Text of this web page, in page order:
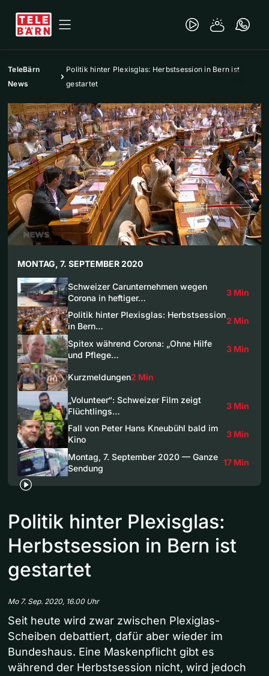
TeleBärn
News
Politik hinter Plexisglas: Herbstsession in Bern ist
gestartet
MONTAG, 7. SEPTEMBER 2020
Schweizer Carunternehmen wegen
Corona in heftiger…
3 Min
Politik hinter Plexisglas: Herbstsession
in Bern…
2 Min
Spitex während Corona: „Ohne Hilfe
und Pflege…
3 Min
Kurzmeldungen2 Min
„Volunteer“: Schweizer Film zeigt
Flüchtlings…
3 Min
Fall von Peter Hans Kneubühl bald im
Kino
3 Min
Montag, 7. September 2020 — Ganze
Sendung
17 Min
Politik hinter Plexisglas:
Herbstsession in Bern ist
gestartet
Mo 7. Sep. 2020, 16.00 Uhr
Seit heute wird zwar zwischen Plexiglas-
Scheiben debattiert, dafür aber wieder im
Bundeshaus. Eine Maskenpflicht gibt es
während der Herbstsession nicht, wird jedoch